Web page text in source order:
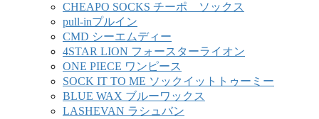
CHEAPO SOCKS チーポ ソックス
pull-inプルイン
CMD シーエムディー
4STAR LION フォースターライオン
ONE PIECE ワンピース
SOCK IT TO ME ソックイットトゥーミー
BLUE WAX ブルーワックス
LASHEVAN ラシュバン